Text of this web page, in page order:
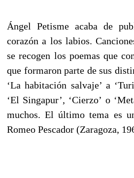
Ángel Petisme acaba de
corazón a los labios.
se recogen los poemas que
que formaron parte de sus
‘La habitación salvaje’ a
‘El Singapur’, ‘Cierzo’ o
muchos. El último tema es
Romeo Pescador (Zaragoza,